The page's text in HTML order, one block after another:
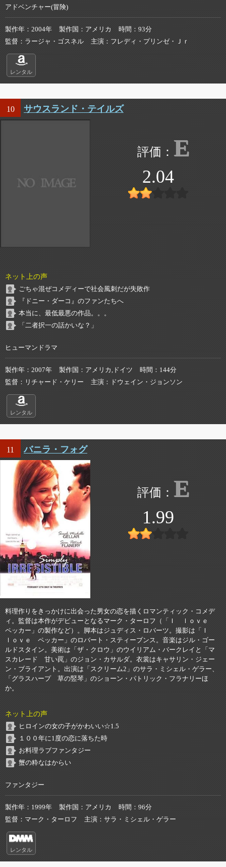
アドベンチャー(冒険)
製作年 2004年 製作国 アメリカ 時間
93分
監督
ラージャ・ゴスネル 主演 フレディ・プリンゼ・Ｊｒ
レンタル
10 サウスランド・テイルズ
E
2.04
ネット上の声
ごちゃ混ぜコメディーで社会風刺だが失敗作
『ドニー・ダーコ』のファンたちへ
本当に、最低最悪の作品。。。
「二者択一の話かいな？」
ヒューマンドラマ
製作年 2007年 製作国 アメリカ,ドイツ 時間
144分
監督
リチャード・ケリー 主演 ドウェイン・ジョンソン
レンタル
11 バニラ・フォグ
E
1.99
料理作りをきっかけに出会った男女の恋を描くロマンティック・コメデ
ィ。監督は本作がデビューとなるマーク・ターロフ（「Ｉ ｌｏｖｅ
ペッカー」の製作など）。脚本はジュディス・ロバーツ。撮影は「Ｉ
ｌｏｖｅ ペッカー」のロバート・スティーブンス。音楽はジル・ゴー
ルドスタイン。美術は「ザ・クロウ」のウイリアム・バークレイと「マ
スカレード 甘い罠」のジョン・カサルダ。衣裳はキャサリン・ジェー
ン・ブライアント。出演は「スクリーム2」のサラ・ミシェル・ゲラー、
「グラスハープ 草の竪琴」のショーン・パトリック・フラナリーほ
か。
ネット上の声
ヒロインの女の子がかわいい☆1.5
１００年に1度の恋に落ちた時
お料理ラブファンタジー
蟹の粋なはからい
ファンタジー
製作年 1999年 製作国 アメリカ 時間
96分
監督
マーク・ターロフ 主演 サラ・ミシェル・ゲラー
レンタル